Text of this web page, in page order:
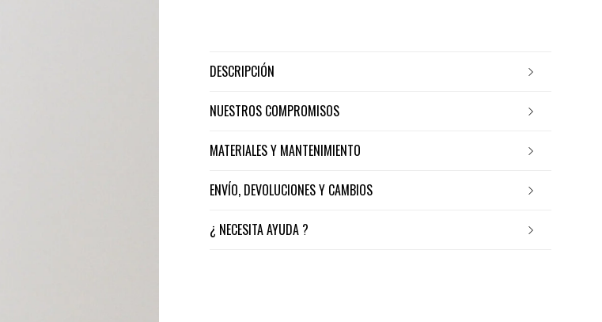
DESCRIPCIÓN
NUESTROS COMPROMISOS
MATERIALES Y MANTENIMIENTO
ENVÍO, DEVOLUCIONES Y CAMBIOS
¿ NECESITA AYUDA ?